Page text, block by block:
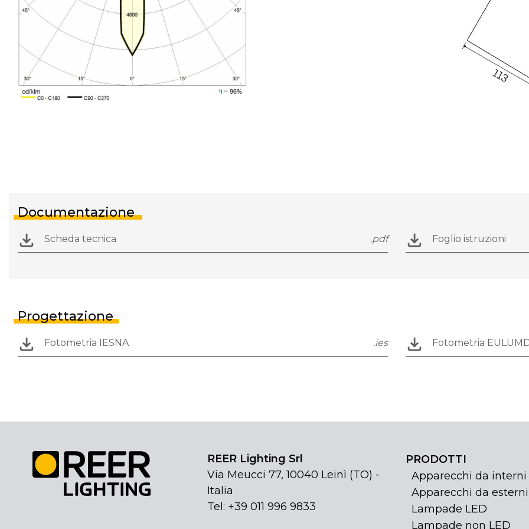
Documentazione
Scheda tecnica .pdf Foglio istruzioni
Progettazione
Fotometria IESNA .ies Fotometria
REER Lighting Srl
Via Meucci 77, 10040 Leinì (TO) -
Italia
Tel: +39 011 996 9833
PRODOTTI
Apparecchi da interni
Apparecchi da esterni
Lampade LED
Lampade non LED